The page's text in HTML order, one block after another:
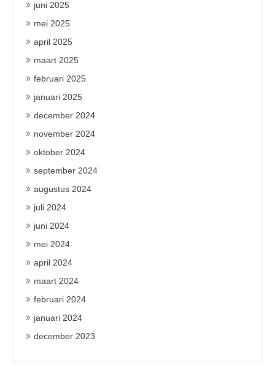
juni 2025
mei 2025
april 2025
maart 2025
februari 2025
januari 2025
december 2024
november 2024
oktober 2024
september 2024
augustus 2024
juli 2024
juni 2024
mei 2024
april 2024
maart 2024
februari 2024
januari 2024
december 2023